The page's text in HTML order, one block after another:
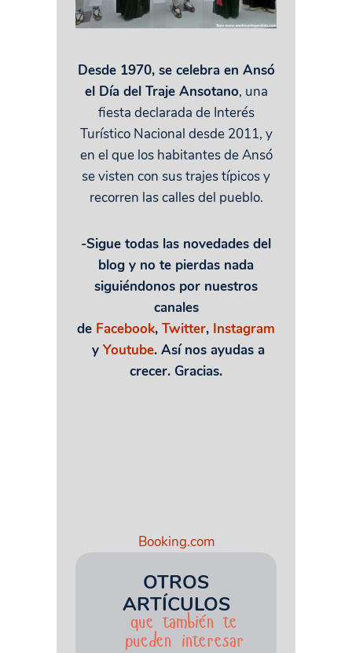
Desde 1970, se celebra en Ansó
el Día del Traje Ansotano, una
fiesta declarada de Interés
Turístico Nacional desde 2011, y
en el que los habitantes de Ansó
se visten con sus trajes típicos y
recorren las calles del pueblo.
-Sigue todas las novedades del
blog y no te pierdas nada
siguiéndonos por nuestros
canales
de Facebook, Twitter, Instagram
y Youtube. Así nos ayudas a
crecer. Gracias.
Booking.com
OTROS
ARTÍCULOS
que también te
pueden interesar